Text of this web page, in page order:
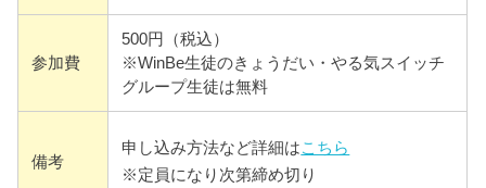
参加費
500円（税込）
※WinBe生徒のきょうだい・やる気スイッチ
グループ生徒は無料
備考
申し込み方法など詳細はこちら
※定員になり次第締め切り